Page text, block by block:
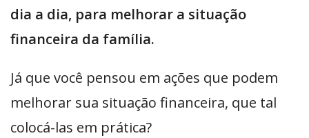
dia a dia, para melhorar a situação
financeira da família.
Já que você pensou em ações que podem
melhorar sua situação financeira, que tal
colocá-las em prática?